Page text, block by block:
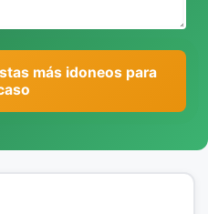
más idoneos para